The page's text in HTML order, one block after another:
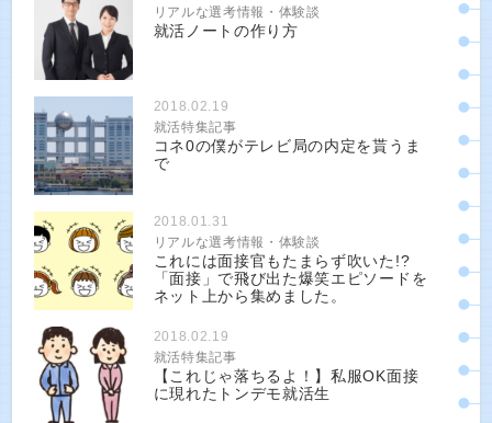
リアルな選考情報・体験談
就活ノートの作り方
2018.02.19
就活特集記事
コネ0の僕がテレビ局の内定を貰うま
で
2018.01.31
リアルな選考情報・体験談
これには面接官もたまらず吹いた!?
「面接」で飛び出た爆笑エピソードを
ネット上から集めました。
2018.02.19
就活特集記事
【これじゃ落ちるよ！】私服OK面接
に現れたトンデモ就活生